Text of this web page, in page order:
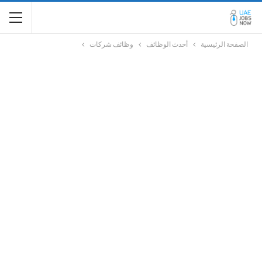
الصفحة الرئيسية أحدث الوظائف وظائف شركات